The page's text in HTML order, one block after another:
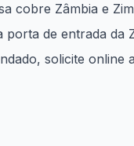
cobre Zâmbia e
porta de entrada da
solicite online